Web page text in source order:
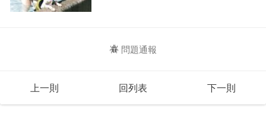
問題通報
上一則 回列表 下一則